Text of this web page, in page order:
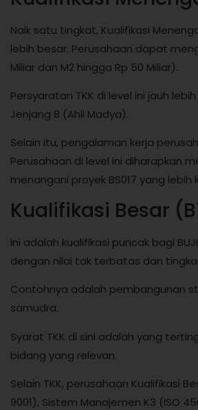
Naik satu tingkat, Kualifikasi
lebih besar. Perusahaan dapat
Miliar dan M2 hingga Rp 50 Miliar).
Persyaratan TKK di level ini jauh
Jenjang 8 (Ahli Madya).
Selain itu, pengalaman kerja
Perusahaan di level ini diharapkan
menangani proyek BS017 yang lebih
Kualifikasi Besar
Ini adalah kualifikasi puncak bagi
dengan nilai tak terbatas dan
Contohnya adalah pembangunan
samudra.
Syarat TKK di sini adalah yang
bidang yang relevan.
Selain TKK, perusahaan Kualifikasi
9001), Sistem Manajemen K3 (ISO